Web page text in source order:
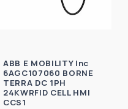
ABB E MOBILITY Inc
6AGC107060 BORNE
TERRA DC 1PH
24KWRFID CELL HMI
CCS1